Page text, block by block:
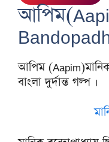
আপিম (Aapim)মানিক
বাংলা দুর্দান্ত গল্প ।